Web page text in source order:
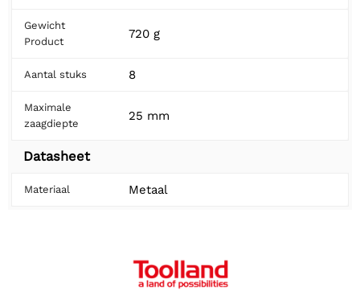
Gewicht
Product
720 g
Aantal stuks 8
Maximale
zaagdiepte
25 mm
Datasheet
Materiaal Metaal